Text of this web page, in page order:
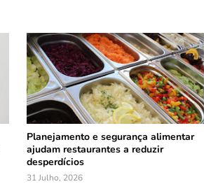
Planejamento e segurança alimentar
ajudam restaurantes a reduzir
desperdícios
31 Julho, 2026